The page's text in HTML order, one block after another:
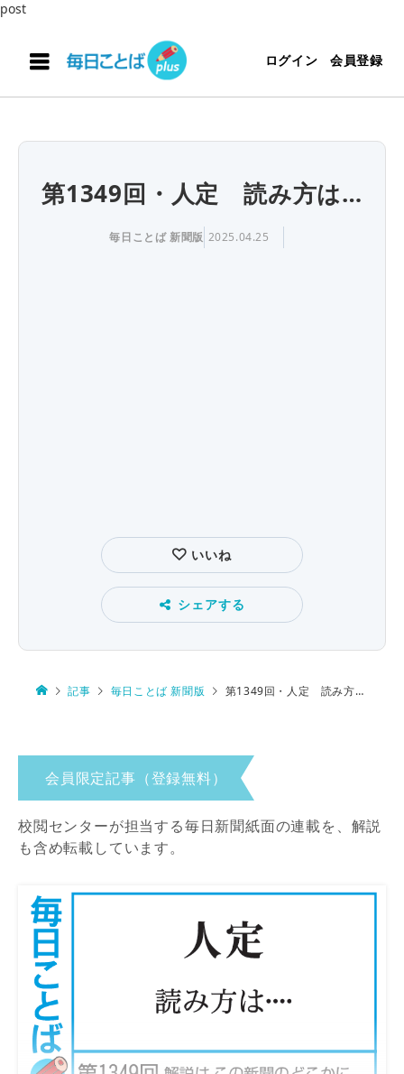
post
ログイン 会員登録
第1349回・人定 読み方は…
毎日ことば 新聞版 2025.04.25
いいね
シェアする
記事 毎日ことば 新聞版 第1349回・人定 読み方は…
会員限定記事（登録無料）
校閲センターが担当する毎日新聞紙面の連載を、解説
も含め転載しています。